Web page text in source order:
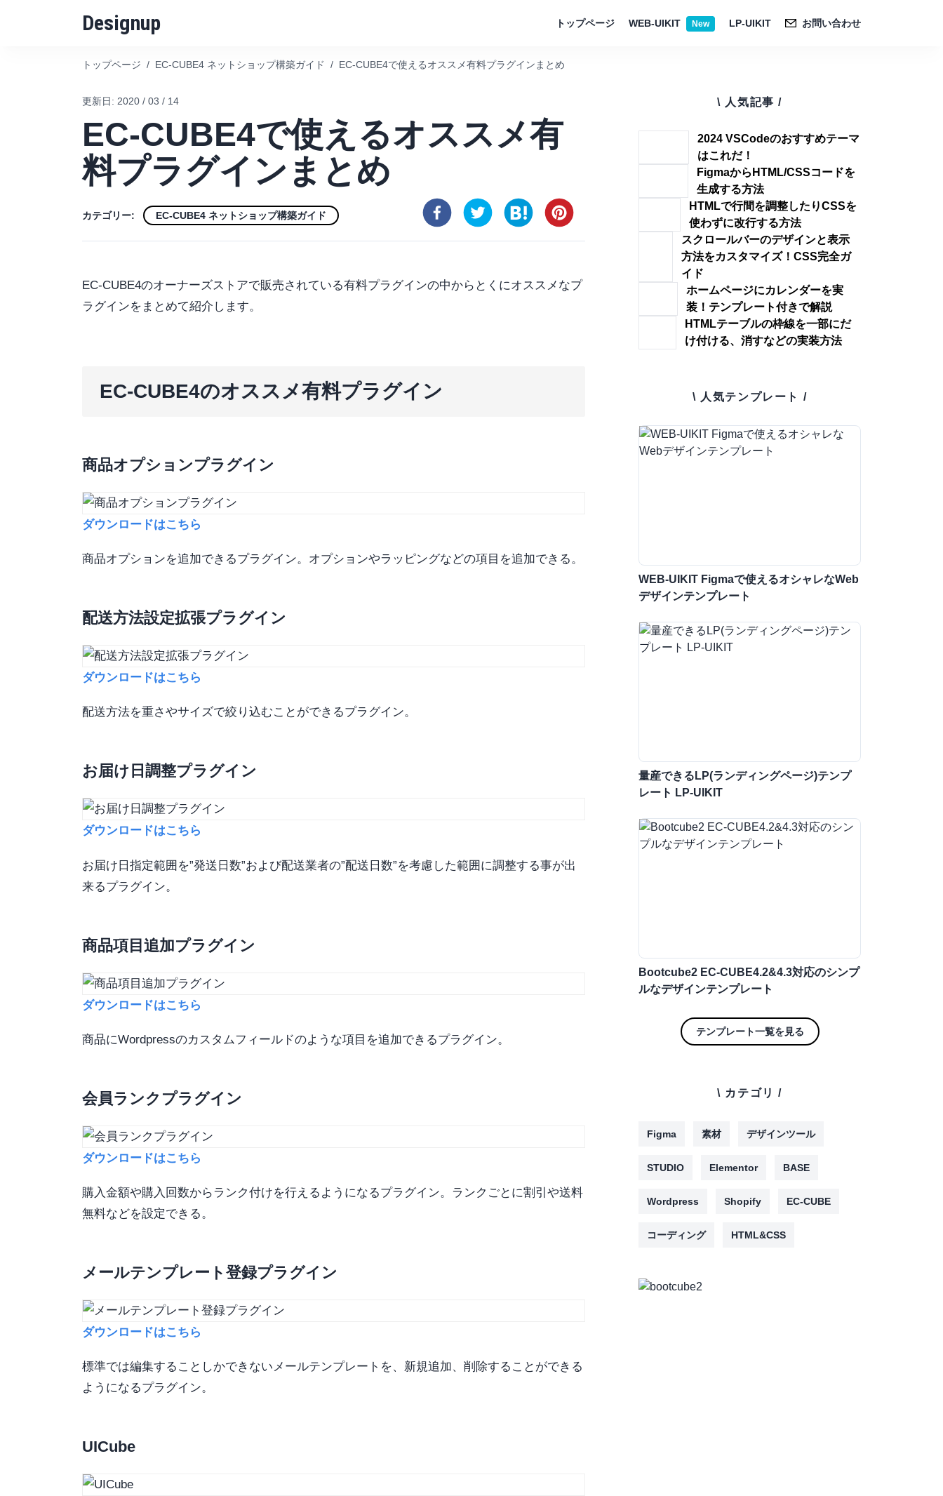
Designup トップページ WEB-UIKIT New LP-UIKIT お問い合わせ
トップページ / EC-CUBE4 ネットショップ構築ガイド / EC-CUBE4で使えるオススメ有料プラグインまとめ
更新日: 2020 / 03 / 14
EC-CUBE4で使えるオススメ有
料プラグインまとめ
カテゴリー: EC-CUBE4 ネットショップ構築ガイド
EC-CUBE4のオーナーズストアで販売されている有料プラグインの中からとくにオススメなプ
ラグインをまとめて紹介します。
EC-CUBE4のオススメ有料プラグイン
商品オプションプラグイン
ダウンロードはこちら
商品オプションを追加できるプラグイン。オプションやラッピングなどの項目を追加できる。
配送方法設定拡張プラグイン
ダウンロードはこちら
配送方法を重さやサイズで絞り込むことができるプラグイン。
お届け日調整プラグイン
ダウンロードはこちら
お届け日指定範囲を”発送日数”および配送業者の”配送日数”を考慮した範囲に調整する事が出
来るプラグイン。
商品項目追加プラグイン
ダウンロードはこちら
商品にWordpressのカスタムフィールドのような項目を追加できるプラグイン。
会員ランクプラグイン
ダウンロードはこちら
購入金額や購入回数からランク付けを行えるようになるプラグイン。ランクごとに割引や送料
無料などを設定できる。
メールテンプレート登録プラグイン
ダウンロードはこちら
標準では編集することしかできないメールテンプレートを、新規追加、削除することができる
ようになるプラグイン。
UICube
\ 人気記事 /
2024 VSCodeのおすすめテーマ
はこれだ！
FigmaからHTML/CSSコードを
生成する方法
HTMLで行間を調整したりCSSを
使わずに改行する方法
スクロールバーのデザインと表示
方法をカスタマイズ！CSS完全ガ
イド
ホームページにカレンダーを実
装！テンプレート付きで解説
HTMLテーブルの枠線を一部にだ
け付ける、消すなどの実装方法
\ 人気テンプレート /
WEB-UIKIT Figmaで使えるオシャレなWeb
デザインテンプレート
量産できるLP(ランディングページ)テンプ
レート LP-UIKIT
Bootcube2 EC-CUBE4.2&4.3対応のシンプ
ルなデザインテンプレート
テンプレート一覧を見る
\ カテゴリ /
Figma 素材 デザインツール
STUDIO Elementor BASE
Wordpress Shopify EC-CUBE
コーディング HTML&CSS